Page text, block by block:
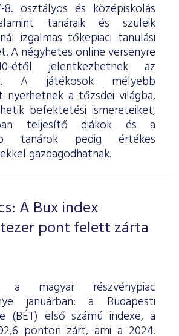
osztályos és középiskolás
tanáraik és szüleik
izgalmas tőkepiaci tanulási
A négyhetes online versenyre
étől jelentkezhetnek az
A játékosok mélyebb
nyerhetnek a tőzsdei világba,
befektetési ismereteiket,
teljesítő diákok és a
tanárok pedig értékes
gazdagodhatnak.
A Bux index
pont felett zárta
a magyar részvénypiac
januárban: a Budapesti
(BÉT) első számú indexe, a
ponton zárt, ami a 2024.